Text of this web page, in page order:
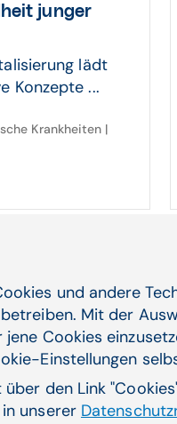
junger
lädt
Konzepte ...
Krankheiten |
inter­sek­tional
muss
im
und andere
Mit der
jene Cookies
Einstellungen
den Link
unserer